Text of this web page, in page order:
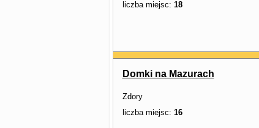
liczba miejsc: 18
Domki na Mazurach
Zdory
liczba miejsc: 16